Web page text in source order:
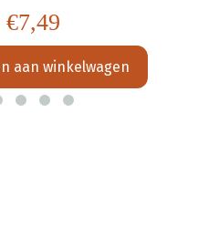
€7,49
aan winkelwagen